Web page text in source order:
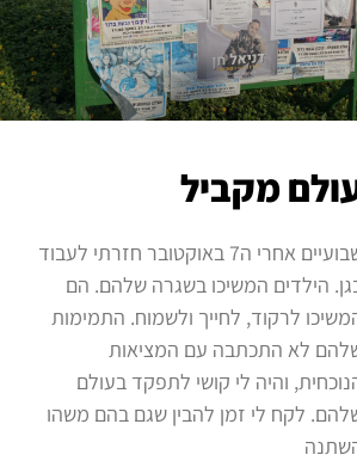
מקביל
שבועיים אחרי ה7 באוקטובר חזרתי לעבוד
הילדים המשיכו בשגרה שלהם. הם
לרקוד, לחייך ולשמוח. התמימות
לא התכתבה עם המציאות
והיה לי קושי לתפקד בעולם
לקח לי זמן להבין שגם בהם משהו